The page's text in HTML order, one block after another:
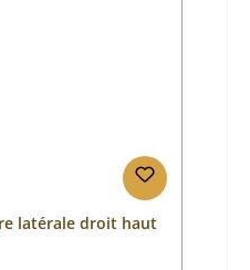
latérale droit haut